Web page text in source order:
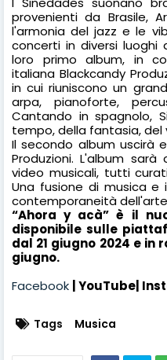
provenienti da Brasile,
l'armonia del jazz e le
concerti in diversi luoghi
loro primo album, in
italiana Blackcandy
in cui riuniscono un
arpa, pianoforte,
Cantando in spagnolo,
tempo, della fantasia, del
Il secondo album uscirà
Produzioni. L'album
video musicali, tutti
Una fusione di musica e
contemporaneità
“Ahora y acà” è il
disponibile sulle
dal 21 giugno 2024 e in
giugno.
Facebook |YouTube|
Tags Musica